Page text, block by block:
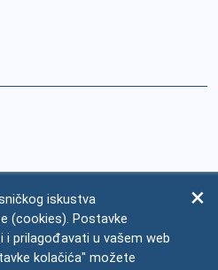
iskustva
(cookies). Postavke
prilagođavati u vašem web
kolačića" možete